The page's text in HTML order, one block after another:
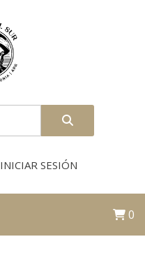
INICIAR SESIÓN
0